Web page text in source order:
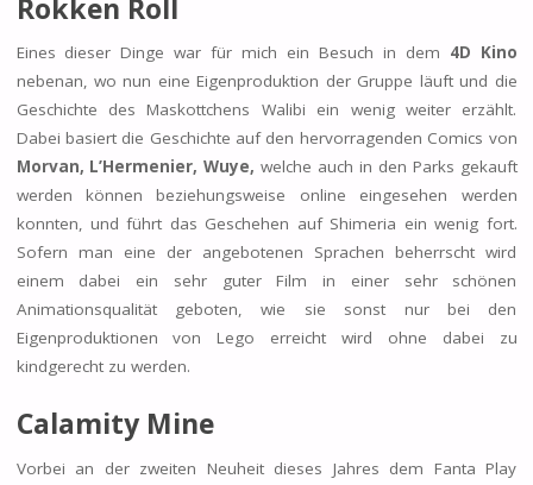
Rokken Roll
Eines dieser Dinge war für mich ein Besuch in dem 4D Kino
nebenan, wo nun eine Eigenproduktion der Gruppe läuft und die
Geschichte des Maskottchens Walibi ein wenig weiter erzählt.
Dabei basiert die Geschichte auf den hervorragenden Comics von
Morvan, L’Hermenier, Wuye, welche auch in den Parks gekauft
werden können beziehungsweise online eingesehen werden
konnten, und führt das Geschehen auf Shimeria ein wenig fort.
Sofern man eine der angebotenen Sprachen beherrscht wird
einem dabei ein sehr guter Film in einer sehr schönen
Animationsqualität geboten, wie sie sonst nur bei den
Eigenproduktionen von Lego erreicht wird ohne dabei zu
kindgerecht zu werden.
Calamity Mine
Vorbei an der zweiten Neuheit dieses Jahres dem Fanta Play